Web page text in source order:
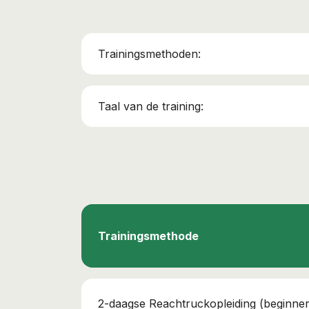
Trainingsmethoden:
Taal van de training:
Trainingsmethode
2-daagse Reachtruckopleiding